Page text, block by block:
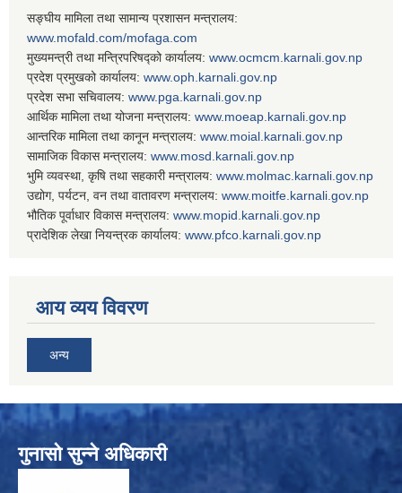
सङ्घीय मामिला तथा सामान्य प्रशासन मन्त्रालय:
www.mofald.com/mofaga.com
मुख्यमन्त्री तथा मन्त्रिपरिषद्को कार्यालय: www.ocmcm.karnali.gov.np
प्रदेश प्रमुखको कार्यालय: www.oph.karnali.gov.np
प्रदेश सभा सचिवालय: www. pga.karnali.gov.np
आर्थिक मामिला तथा योजना मन्त्रालय: www. moeap.karnali.gov.np
आन्तरिक मामिला तथा कानून मन्त्रालय: www. moial.karnali.gov.np
सामाजिक विकास मन्त्रालय: www. mosd.karnali.gov.np
भुमि व्यवस्था, कृषि तथा सहकारी मन्त्रालय: www. molmac.karnali.gov.np
उद्योग, पर्यटन, वन तथा वातावरण मन्त्रालय: www. moitfe.karnali.gov.np
भौतिक पूर्वाधार विकास मन्त्रालय: www. mopid.karnali.gov.np
प्रादेशिक लेखा नियन्त्रक कार्यालय: www. pfco.karnali.gov.np
आय व्यय विवरण
अन्य
गुनासो सुन्ने अधिकारी